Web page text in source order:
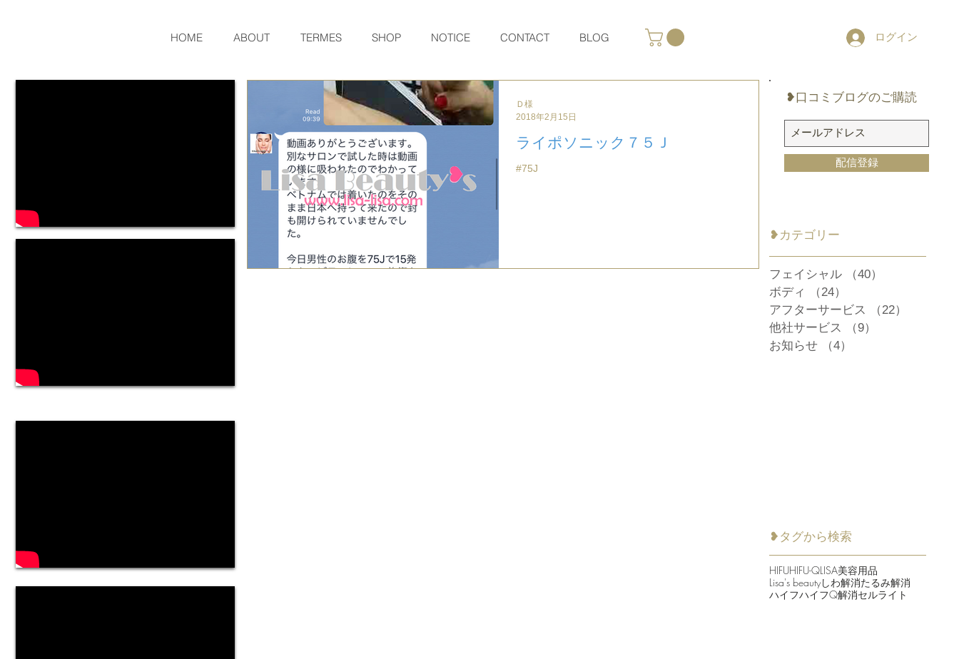
HOME ABOUT TERMES SHOP NOTICE CONTACT BLOG ログイン
ライポソニック７５Ｊ
#75J
Ｄ様
2018年2月15日
❥口コミブログのご購読
配信登録
​❥カテゴリー
フェイシャル （40）
ボディ
（24）
アフターサービス
（22）
他社サービス
（9）
お知らせ
（4）
❥タグから検索
HIFUHIFU-QLISA美容用品
Lisa's beautyしわ解消たるみ解消
ハイフハイフQ解消セルライト